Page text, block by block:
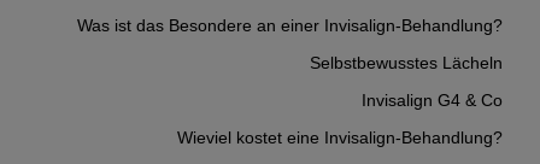
Was ist das Besondere an einer Invisalign-Behandlung?
Selbstbewusstes Lächeln
Invisalign G4 & Co
Wieviel kostet eine Invisalign-Behandlung?